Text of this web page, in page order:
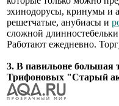
эхинодорусы, кринумы и
решетчатые, анубиасы и
сложной
Работают ежедневно.
3. В павильоне большая
Трифоновых "Старый